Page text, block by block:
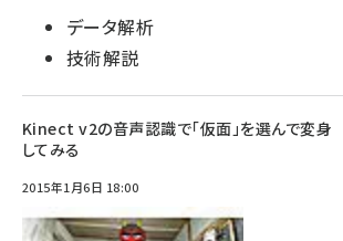
データ解析
技術解説
Kinect v2の音声認識で「仮面」を選んで変身
してみる
2015年1月6日 18:00